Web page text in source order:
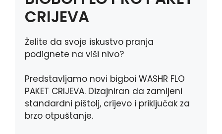
r
CRIJEVA
Želite da svoje iskustvo pranja
podignete na viši nivo?
Predstavljamo novi bigboi WASHR FLO
PAKET CRIJEVA. Dizajniran da zamijeni
standardni pištolj, crijevo i priključak za
brzo otpuštanje.